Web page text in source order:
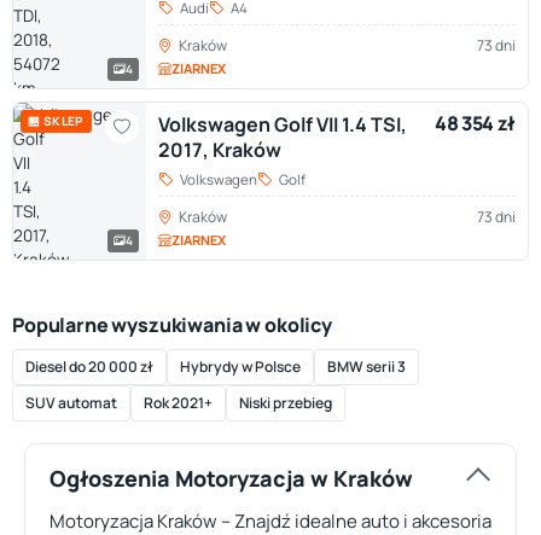
4
Audi A4
Kraków 73 dni
ZIARNEX
🏪 SKLEP
4
Volkswagen Golf VII 1.4 TSI,
2017, Kraków
48 354 zł
Volkswagen Golf
Kraków 73 dni
ZIARNEX
Popularne wyszukiwania w okolicy
Diesel do 20 000 zł Hybrydy w Polsce
BMW serii 3
SUV automat
Rok 2021+ Niski przebieg
Ogłoszenia Motoryzacja w Kraków
Motoryzacja Kraków – Znajdź idealne auto i akcesoria